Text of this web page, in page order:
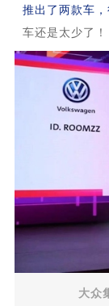
推出了两款车
车还是太少了！
大众